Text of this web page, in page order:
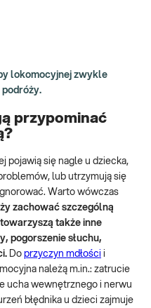
lokomocyjnej zwykle
podróży.
przypominać
pojawią się nagle u dziecka,
lub utrzymują się
Warto wówczas
zachować szczególną
także inne
pogorszenie słuchu,
Do przyczyn mdłości i
należą m.in.: zatrucie
ucha wewnętrznego i nerwu
błędnika u dzieci zajmuje